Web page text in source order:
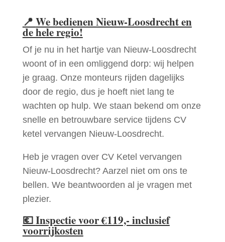
📍 We bedienen Nieuw-Loosdrecht en
de hele regio!
Of je nu in het hartje van Nieuw-Loosdrecht
woont of in een omliggend dorp: wij helpen
je graag. Onze monteurs rijden dagelijks
door de regio, dus je hoeft niet lang te
wachten op hulp. We staan bekend om onze
snelle en betrouwbare service tijdens CV
ketel vervangen Nieuw-Loosdrecht.
Heb je vragen over CV Ketel vervangen
Nieuw-Loosdrecht? Aarzel niet om ons te
bellen. We beantwoorden al je vragen met
plezier.
💶Inspectie voor €119,- inclusief
voorrijkosten